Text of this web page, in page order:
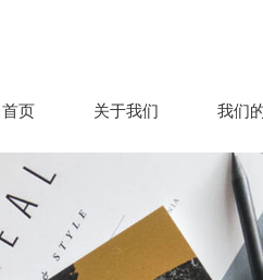
首页 关于我们 我们